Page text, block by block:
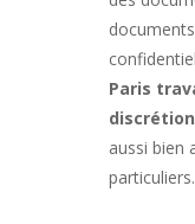
Paris
aussi bien
particuliers.